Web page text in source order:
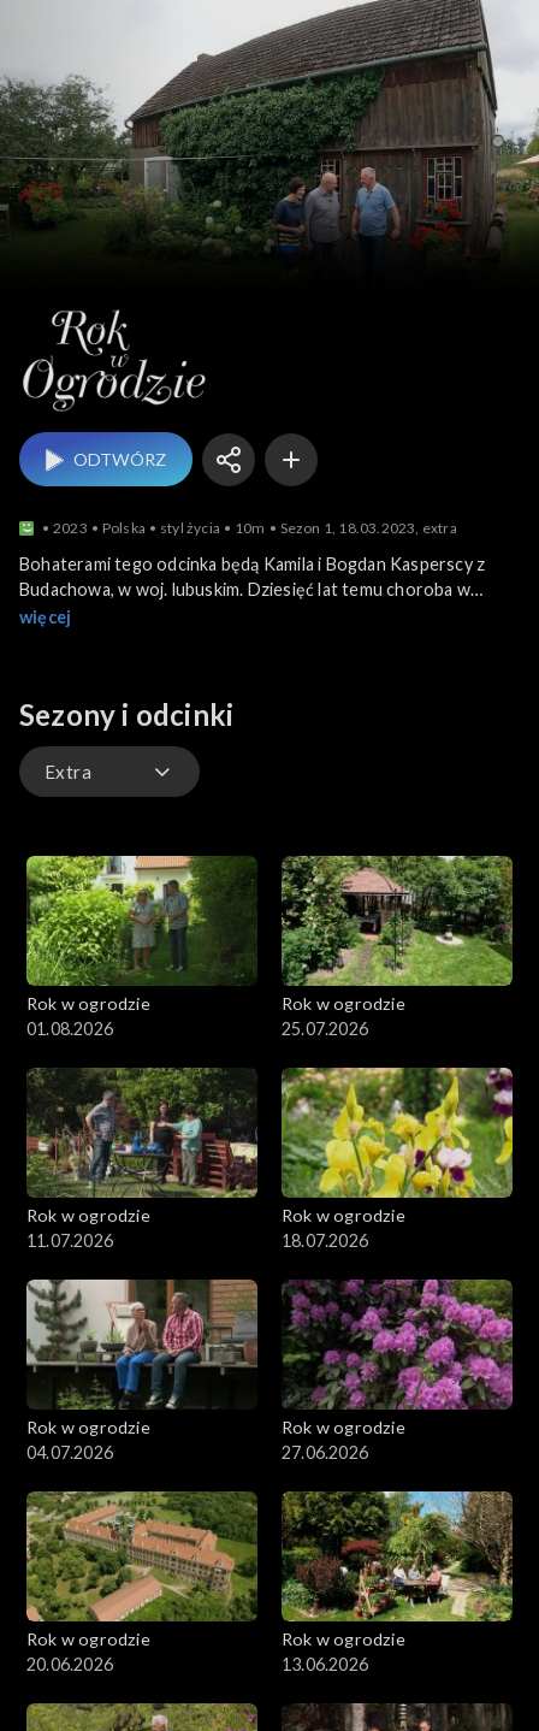
Rok w ogrodzie
ODTWÓRZ
2023 Polska styl życia 10m Sezon 1, 18.03.2023, extra
Bohaterami tego odcinka będą Kamila i Bogdan Kasperscy z
Budachowa, w woj. lubuskim. Dziesięć lat temu choroba w
rodzinie zmusiła małżeństwo do radykalnych zmian w życiu.
więcej
Sezony i odcinki
Extra
Extra
Rok w ogrodzie
01.08.2026
Rok w ogrodzie
25.07.2026
Rok w ogrodzie
11.07.2026
Rok w ogrodzie
18.07.2026
Rok w ogrodzie
04.07.2026
Rok w ogrodzie
27.06.2026
Rok w ogrodzie
20.06.2026
Rok w ogrodzie
13.06.2026